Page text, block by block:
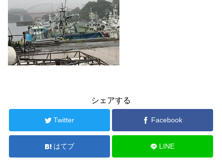
シェアする
Twitter Facebook
はてブ LINE